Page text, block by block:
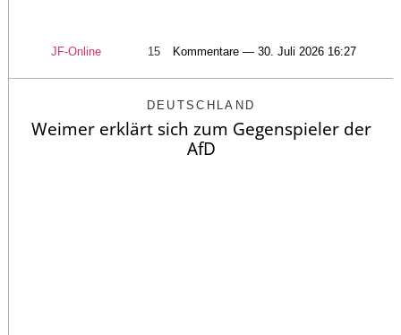
JF-Online 15 Kommentare — 30. Juli 2026 16:27
DEUTSCHLAND
Weimer erklärt sich zum Gegenspieler der
AfD